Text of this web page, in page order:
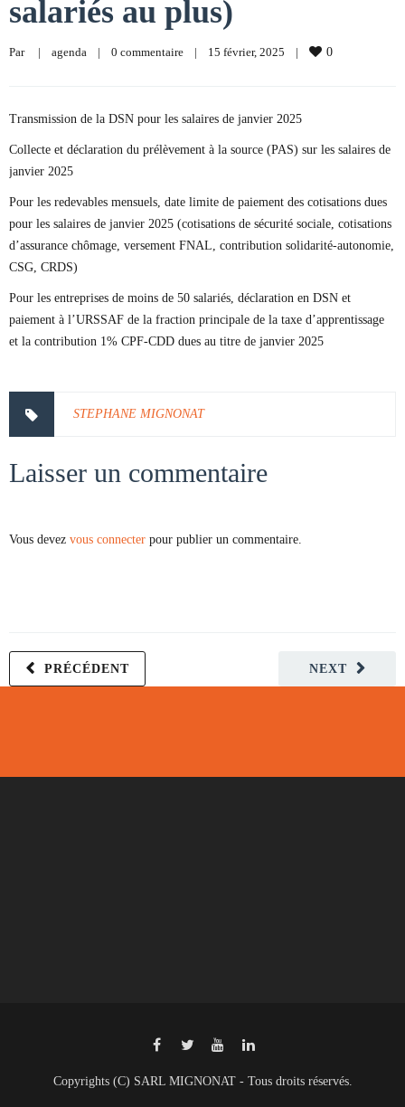
salariés au plus)
Par | agenda | 0 commentaire | 15 février, 2025 | 0
Transmission de la DSN pour les salaires de janvier 2025
Collecte et déclaration du prélèvement à la source (PAS) sur les salaires de
janvier 2025
Pour les redevables mensuels, date limite de paiement des cotisations dues
pour les salaires de janvier 2025 (cotisations de sécurité sociale, cotisations
d’assurance chômage, versement FNAL, contribution solidarité-autonomie,
CSG, CRDS)
Pour les entreprises de moins de 50 salariés, déclaration en DSN et
paiement à l’URSSAF de la fraction principale de la taxe d’apprentissage
et la contribution 1% CPF-CDD dues au titre de janvier 2025
STEPHANE MIGNONAT
Laisser un commentaire
Vous devez vous connecter pour publier un commentaire.
NEXT
PRÉCÉDENT
Copyrights (C) SARL MIGNONAT - Tous droits réservés.